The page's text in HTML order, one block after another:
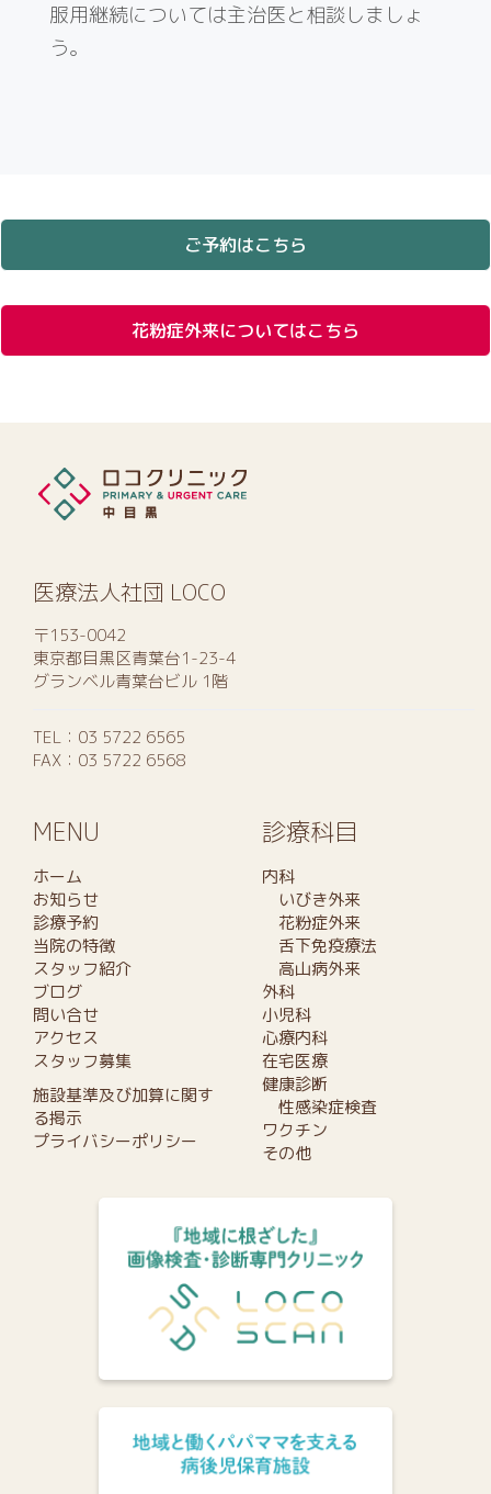
服用継続については主治医と相談しましょ
う。
ご予約はこちら
花粉症外来についてはこちら
医療法人社団 LOCO
〒153-0042
東京都目黒区青葉台1-23-4
グランベル青葉台ビル 1階
TEL： 03 5722 6565
FAX：03 5722 6568
MENU
ホーム
お知らせ
診療予約
当院の特徴
スタッフ紹介
ブログ
問い合せ
アクセス
スタッフ募集
施設基準及び加算に関す
る掲示
プライバシーポリシー
診療科目
内科
いびき外来
花粉症外来
舌下免疫療法
高山病外来
外科
小児科
心療内科
在宅医療
健康診断
性感染症検査
ワクチン
その他